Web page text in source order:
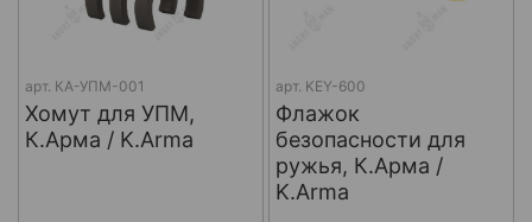
арт. КА-УПМ-001
Хомут для УПМ,
К.Арма / K.Arma
арт. KEY-600
Флажок
безопасности для
ружья, К.Арма /
K.Arma